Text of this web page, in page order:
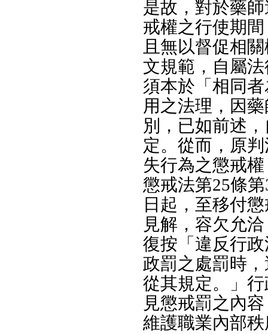
是故，對於藥
戒權之行使期
且無以督促相
文規範，自屬
須本於「相同
用之法理，因
別，已如前述
定。從而，原
失行為之懲戒
懲戒法第25條
日起，至移付
見解，容欠允
復按「違反行
政罰之處罰時
從其規定。」
見懲戒罰之內
維護職業內部